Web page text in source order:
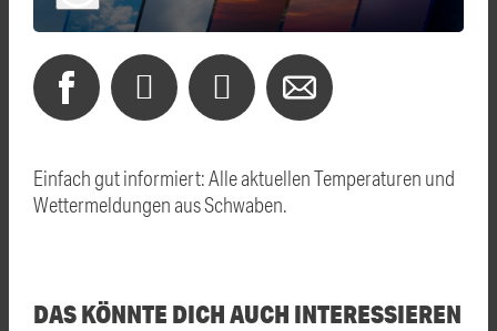
Einfach gut informiert: Alle aktuellen Temperaturen und
Wettermeldungen aus Schwaben.
DAS KÖNNTE DICH AUCH INTERESSIEREN